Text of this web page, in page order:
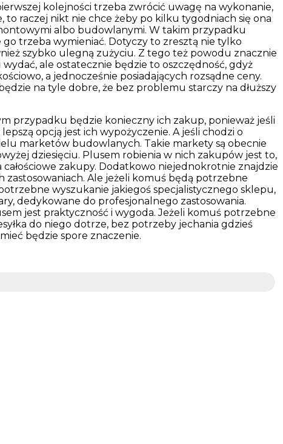
kolejności trzeba zwrócić uwagę na wykonanie,
raczej nikt nie chce żeby po kilku tygodniach się ona
albo budowlanymi. W takim przypadku
trzeba wymieniać. Dotyczy to zresztą nie tylko
szybko ulegną zużyciu. Z tego też powodu znacznie
ale ostatecznie będzie to oszczędność, gdyż
a jednocześnie posiadających rozsądne ceny.
na tyle dobre, że bez problemu starczy na dłuższy
przypadku będzie konieczny ich zakup, ponieważ jeśli
opcją jest ich wypożyczenie. A jeśli chodzi o
marketów budowlanych. Takie markety są obecnie
dziesięciu. Plusem robienia w nich zakupów jest to,
zakupy. Dodatkowo niejednokrotnie znajdzie
Ale jeżeli komuś będą potrzebne
wyszukanie jakiegoś specjalistycznego sklepu,
dedykowane do profesjonalnego zastosowania.
jest praktyczność i wygoda. Jeżeli komuś potrzebne
do niego dotrze, bez potrzeby jechania gdzieś
będzie spore znaczenie.